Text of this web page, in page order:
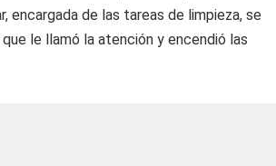
encargada de las tareas de limpieza, se
le llamó la atención y encendió las